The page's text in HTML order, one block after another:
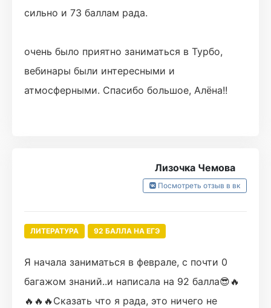
сильно и 73 баллам рада.
очень было приятно заниматься в Турбо,
вебинары были интересными и
атмосферными. Спасибо большое, Алёна!!
Лизочка Чемова
Посмотреть отзыв в вк
ЛИТЕРАТУРА 92 БАЛЛА НА ЕГЭ
Я начала заниматься в феврале, с почти 0
багажом знаний..и написала на 92 балла😎🔥
🔥🔥🔥Сказать что я рада, это ничего не